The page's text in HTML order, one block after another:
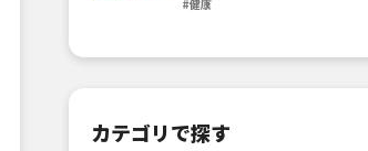
#健康
カテゴリで探す